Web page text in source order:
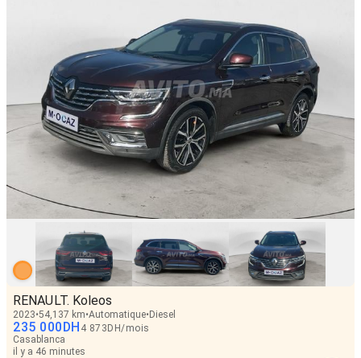
RENAULT. Koleos
2023 54,137 km Automatique Diesel
235 000DH 4 873 DH/mois
Casablanca
il y a 46 minutes